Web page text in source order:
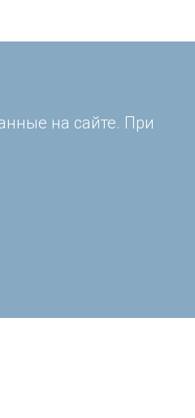
на сайте. При